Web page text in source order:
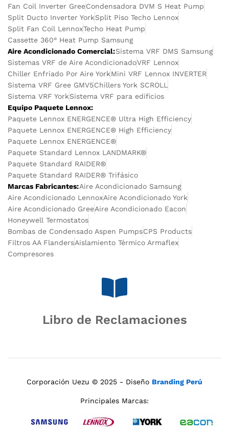
Fan Coil Inverter GreeCondensadora DVM S Heat Pump
Split Ducto Inverter YorkSplit Piso Techo Lennox
Split Fan Coil LennoxTecho Heat Pump
Cassette 360° Heat Pump Samsung
Aire Acondicionado Comercial:Sistema VRF DMS Samsung
Sistemas VRF de Aire AcondicionadoVRF Lennox
Chiller Enfriado Por Aire YorkMini VRF Lennox INVERTER
Sistema VRF Gree GMV5Chillers York SCROLL
Sistema VRF YorkSistema VRF para edificios
Equipo Paquete Lennox:
Paquete Lennox ENERGENCE® Ultra High Efficiency
Paquete Lennox ENERGENCE® High Efficiency
Paquete Lennox ENERGENCE®
Paquete Standard Lennox LANDMARK®
Paquete Standard RAIDER®
Paquete Standard RAIDER® Trifásico
Marcas Fabricantes:Aire Acondicionado Samsung
Aire Acondicionado LennoxAire Acondicionado York
Aire Acondicionado GreeAire Acondicionado Eacon
Honeywell Termostatos
Bombas de Condensado Aspen PumpsCPS Products
Filtros AA FlandersAislamiento Térmico Armaflex
Compresores
Libro de Reclamaciones
Corporación Uezu © 2025 - Diseño Branding Perú
Principales Marcas: